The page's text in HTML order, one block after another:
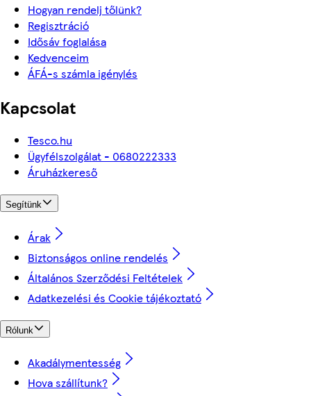
Hogyan rendelj tőlünk?
Regisztráció
Idősáv foglalása
Kedvenceim
ÁFÁ-s számla igénylés
Kapcsolat
Tesco.hu
Ügyfélszolgálat - 0680222333
Áruházkereső
Segítünk
Árak
Biztonságos online rendelés
Általános Szerződési Feltételek
Adatkezelési és Cookie tájékoztató
Rólunk
Akadálymentesség
Hova szállítunk?